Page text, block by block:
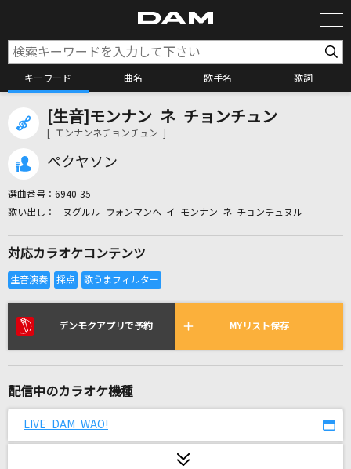
キーワード 曲名 歌手名 歌詞
カラオケ検索
全国りれき
リアルタイムで歌われている曲の一覧
How-to
[生音]モンナン ネ チョンチュン
[ モンナンネチョンチュン ]
ペクヤソン
選曲番号： 6940-35
ヌグルル ウォンマンヘ イ モンナン ネ チョンチュヌル
対応カラオケコンテンツ
デンモクアプリで予約 MYリスト保存
配信中のカラオケ機種
LIVE DAM WAO!